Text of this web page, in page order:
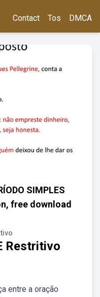
Contact Tos DMCA
SIMPLES
free download
Restritivo
entre a oração